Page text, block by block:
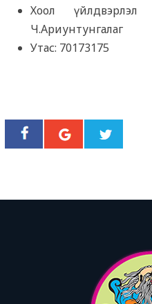
Хоол үйлдвэрлэл
Ч.Ариунтунгалаг
Утас: 70173175